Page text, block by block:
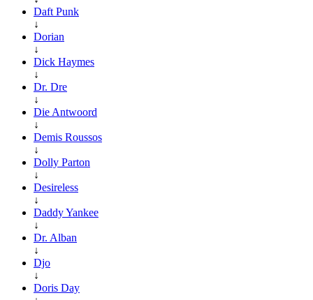
Daft Punk
↓
Dorian
↓
Dick Haymes
↓
Dr. Dre
↓
Die Antwoord
↓
Demis Roussos
↓
Dolly Parton
↓
Desireless
↓
Daddy Yankee
↓
Dr. Alban
↓
Djo
↓
Doris Day